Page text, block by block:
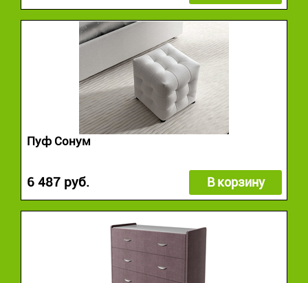
Пуф Сонум
6 487 руб. В корзину